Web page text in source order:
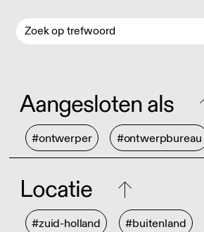
Aangesloten als
#ontwerper #ontwerpbureau
Locatie
#zuid-holland #buitenland